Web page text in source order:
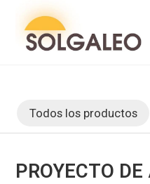
Todos los productos
PROYECTO